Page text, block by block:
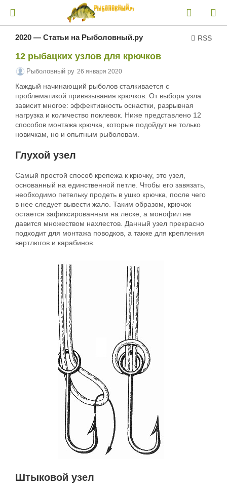
RSS
2020 — Статьи на Рыболовный.ру
12 рыбацких узлов для крючков
Рыболовный ру 26 января 2020
Каждый начинающий рыболов сталкивается с
проблематикой привязывания крючков. От выбора узла
зависит многое: эффективность оснастки, разрывная
нагрузка и количество поклевок. Ниже представлено 12
способов монтажа крючка, которые подойдут не только
новичкам, но и опытным рыболовам.
Глухой узел
Самый простой способ крепежа к крючку, это узел,
основанный на единственной петле. Чтобы его завязать,
необходимо петельку продеть в ушко крючка, после чего
в нее следует вывести жало. Таким образом, крючок
остается зафиксированным на леске, а монофил не
давится множеством нахлестов. Данный узел прекрасно
подходит для монтажа поводков, а также для крепления
вертлюгов и карабинов.
Штыковой узел